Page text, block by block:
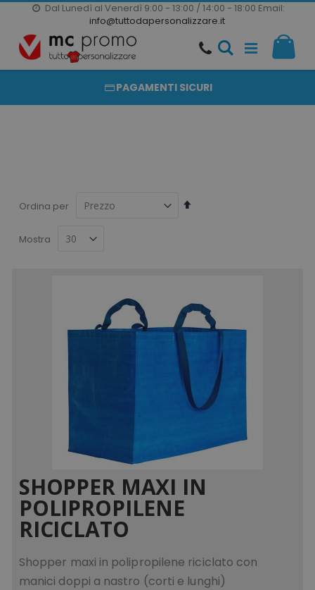
Dal Lunedì al Venerdì 9:00 - 13:00 / 14:00 - 18:00 Email:
info@tuttodapersonalizzare.it
Salta
al
contenuto
20000 PRODOTTI
PRODOTTI COMPLETAMENTE PERSONALIZZABILI
PAGAMENTI SICURI
Ordina per
Mostra
SHOPPER MAXI IN
POLIPROPILENE
RICICLATO
Shopper maxi in polipropilene riciclato con
manici doppi a nastro (corti e lunghi)